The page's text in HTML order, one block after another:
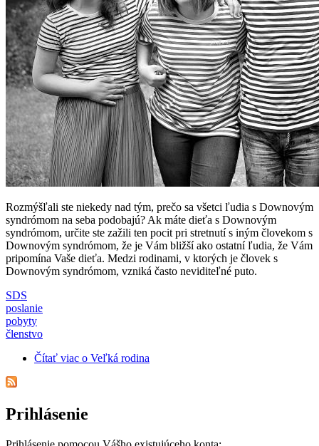
Rozmýšľali ste niekedy nad tým, prečo sa všetci ľudia s Downovým
syndrómom na seba podobajú? Ak máte dieťa s Downovým
syndrómom, určite ste zažili ten pocit pri stretnutí s iným človekom s
Downovým syndrómom, že je Vám bližší ako ostatní ľudia, že Vám
pripomína Vaše dieťa. Medzi rodinami, v ktorých je človek s
Downovým syndrómom, vzniká často neviditeľné puto.
SDS
poslanie
pobyty
členstvo
Čítať viac o Veľká rodina
Prihlásenie